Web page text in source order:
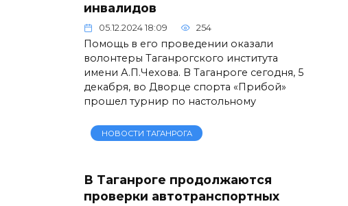
инвалидов
05.12.2024 18:09 254
Помощь в его проведении оказали
волонтеры Таганрогского института
имени А.П.Чехова. В Таганроге сегодня, 5
декабря, во Дворце спорта «Прибой»
прошел турнир по настольному
НОВОСТИ ТАГАНРОГА
В Таганроге продолжаются
проверки автотранспортных